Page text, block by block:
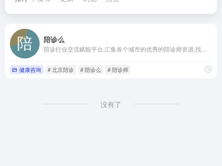
陪诊么
健康咨询 # 北京陪诊 # 陪诊么 # 陪诊师
没有了